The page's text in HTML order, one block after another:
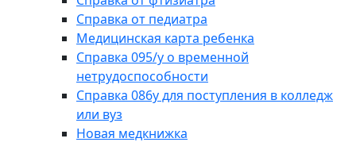
Справка от педиатра
Медицинская карта ребенка
Справка 095/у о временной
нетрудоспособности
Справка 086у для поступления в колледж
или вуз
Новая медкнижка